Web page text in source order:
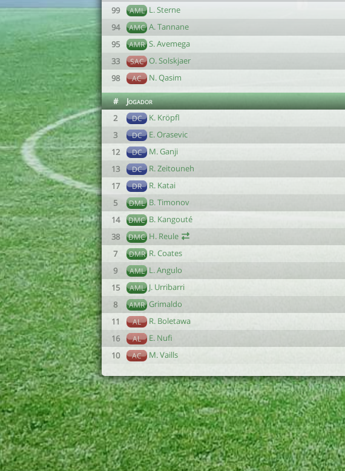
99
AML L. Sterne
94
AMC A. Tannane
95
AMR S. Avemega
33
SAC O. Solskjaer
98
AC N. Qasim
# Jogador
2
DC K. Kröpfl
3
DC E. Orasevic
12
DC M. Ganji
13
DC R. Zeitouneh
17
DR R. Katai
5
DML B. Timonov
14
DMC B. Kangouté
38
DMC H. Reule
7
DMR R. Coates
9
AML L. Angulo
15
AML J. Urribarri
8
AMR Grimaldo
11
AL R. Boletawa
16
AL E. Nufi
10
AC M. Vaills